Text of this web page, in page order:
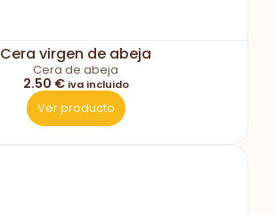
Cera virgen de abeja
Cera de abeja
2.50 € iva incluido
Ver producto